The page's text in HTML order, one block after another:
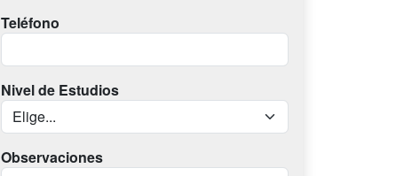
Teléfono
Nivel de Estudios
Observaciones